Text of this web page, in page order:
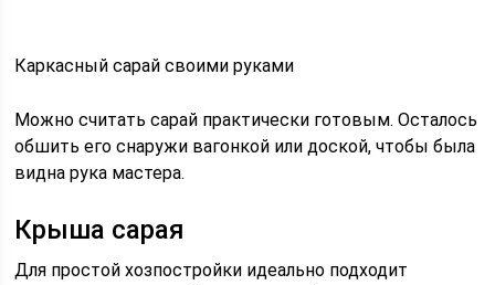
Каркасный сарай своими руками
Можно считать сарай практически готовым. Осталось
обшить его снаружи вагонкой или доской, чтобы была
видна рука мастера.
Крыша сарая
Для простой хозпостройки идеально подходит